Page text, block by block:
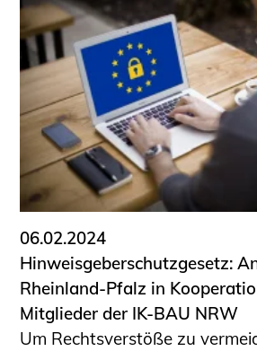
06.02.2024
Hinweisgeberschutzgesetz:
Rheinland-Pfalz in
Mitglieder der IK-BAU NRW
Um Rechtsverstöße zu